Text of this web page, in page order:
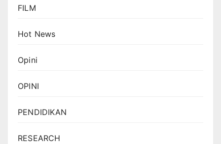
FILM
Hot News
Opini
OPINI
PENDIDIKAN
RESEARCH